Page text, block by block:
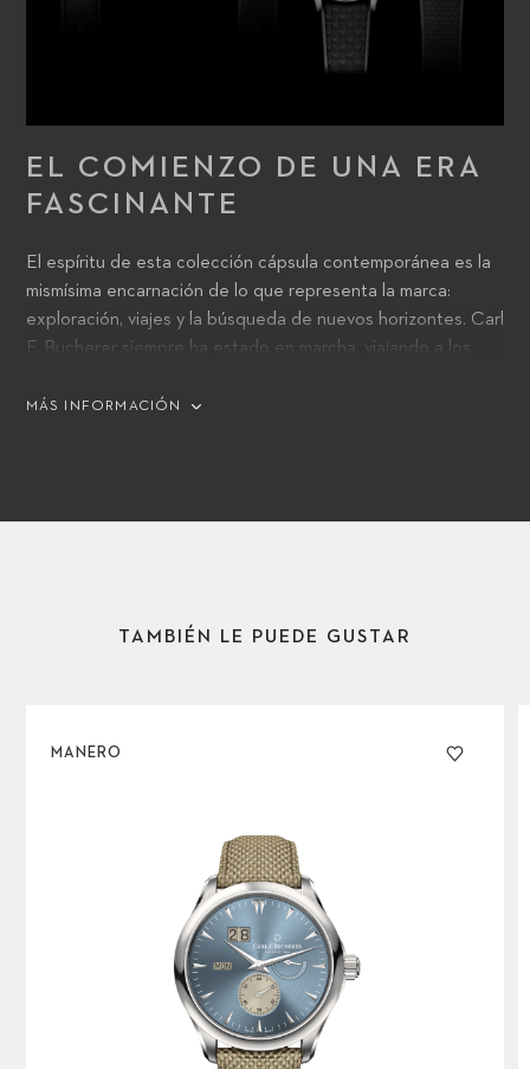
EL COMIENZO DE UNA ERA
FASCINANTE
El espíritu de esta colección cápsula contemporánea es la
mismísima encarnación de lo que representa la marca:
exploración, viajes y la búsqueda de nuevos horizontes. Carl
F. Bucherer siempre ha estado en marcha, viajando a los
MÁS INFORMACIÓN
TAMBIÉN LE PUEDE GUSTAR
MANERO